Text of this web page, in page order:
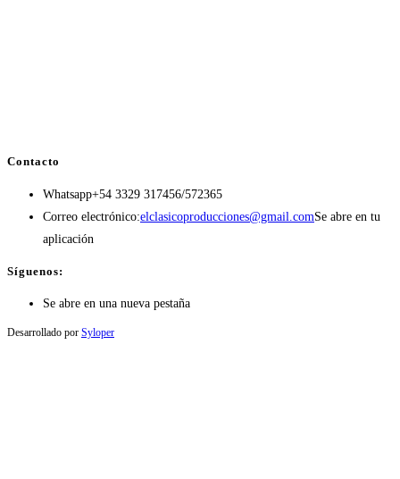
Contacto
Whatsapp+54 3329 317456/572365
Correo electrónico:elclasicoproducciones@gmail.comSe abre en tu
aplicación
Síguenos:
Se abre en una nueva pestaña
Desarrollado por Syloper